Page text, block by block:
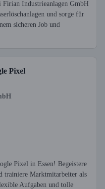
Industrieanlagen GmbH
und sorge für
sicheren Job und
Pixel
Pixel in Essen! Begeistere
trainiere Marktmitarbeiter als
Aufgaben und tolle